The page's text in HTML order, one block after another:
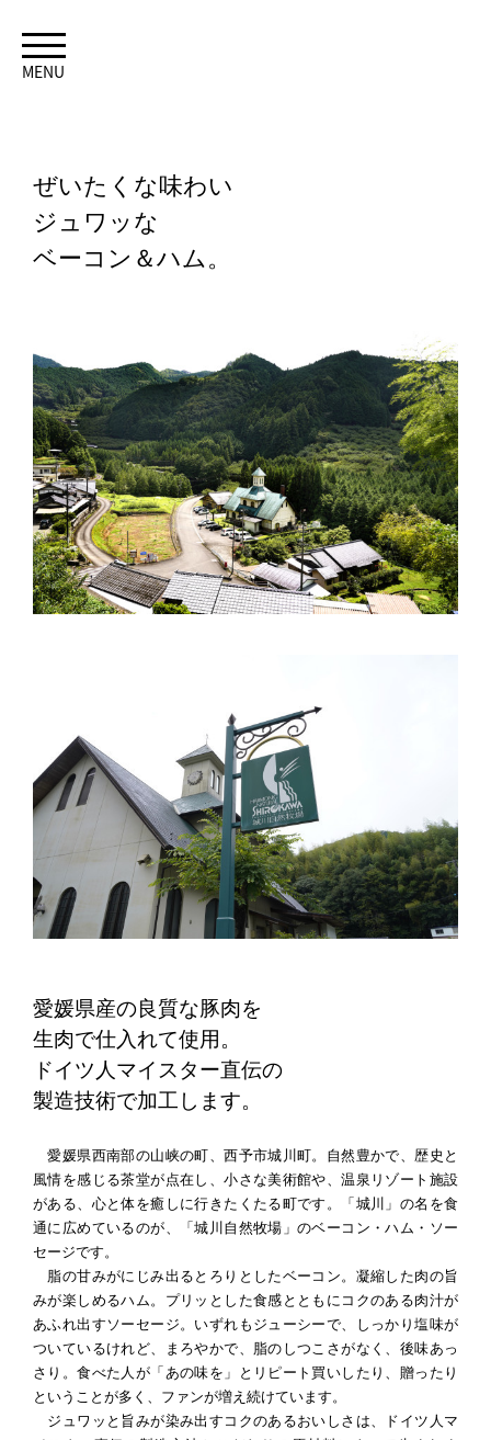
MENU
ぜいたくな味わい
ジュワッな
ベーコン＆ハム。
愛媛県産の良質な豚肉を
生肉で仕入れて使用。
ドイツ人マイスター直伝の
製造技術で加工します。
愛媛県西南部の山峡の町、西予市城川町。自然豊かで、歴史と
風情を感じる茶堂が点在し、小さな美術館や、温泉リゾート施設
がある、心と体を癒しに行きたくたる町です。「城川」の名を食
通に広めているのが、「城川自然牧場」のベーコン・ハム・ソー
セージです。
脂の甘みがにじみ出るとろりとしたベーコン。凝縮した肉の旨
みが楽しめるハム。プリッとした食感とともにコクのある肉汁が
あふれ出すソーセージ。いずれもジューシーで、しっかり塩味が
ついているけれど、まろやかで、脂のしつこさがなく、後味あっ
さり。食べた人が「あの味を」とリピート買いしたり、贈ったり
ということが多く、ファンが増え続けています。
ジュワッと旨みが染み出すコクのあるおいしさは、ドイツ人マ